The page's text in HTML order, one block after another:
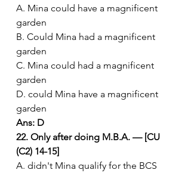
A. Mina could have a magnificent
garden
B. Could Mina had a magnificent
garden
C. Mina could had a magnificent
garden
D. could Mina have a magnificent
garden
Ans: D
22. Only after doing M.B.A. — [CU
(C2) 14-15]
A. didn't Mina qualify for the BCS